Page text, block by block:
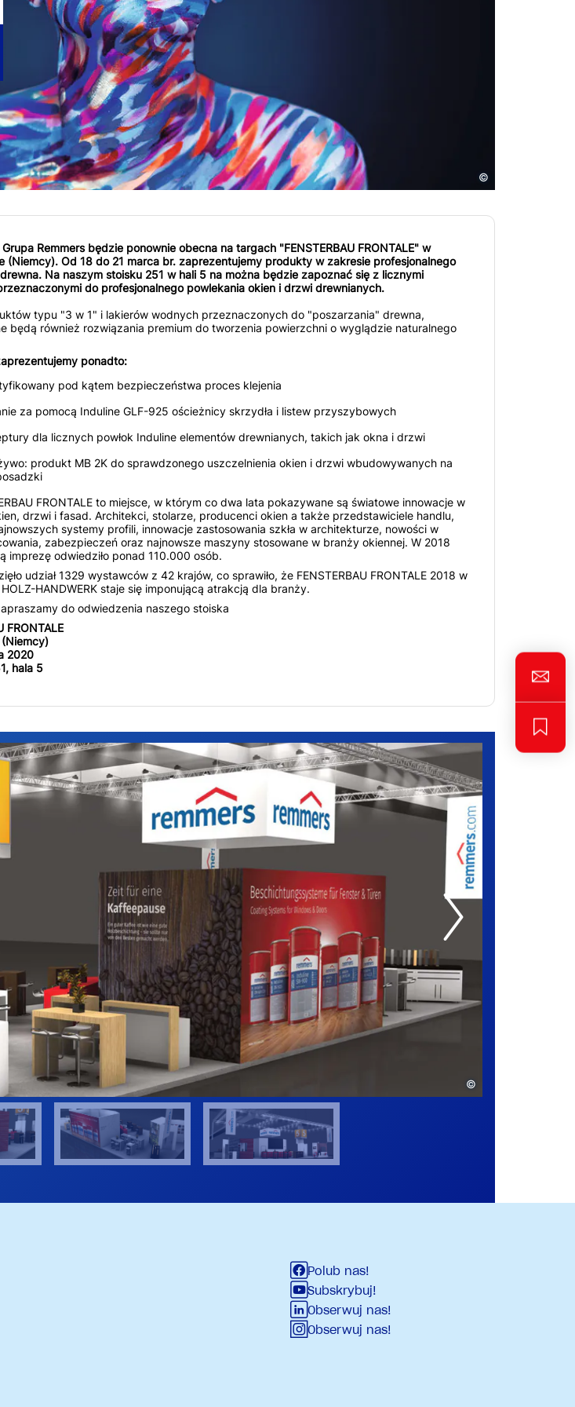
©
Remmers będzie ponownie obecna na targach "FENSTERBAU FRONTALE" w
(Niemcy). Od 18 do 21 marca br. zaprezentujemy produkty w zakresie profesjonalnego
Na naszym stoisku 251 w hali 5 na można będzie zapoznać się z licznymi
do profesjonalnego powlekania okien i drzwi drewnianych.
typu "3 w 1" i lakierów wodnych przeznaczonych do "poszarzania" drewna,
będą również rozwiązania premium do tworzenia powierzchni o wyglądzie naturalnego
ponadto:
pod kątem bezpieczeństwa proces klejenia
za pomocą Induline GLF-925 ościeżnicy skrzydła i listew przyszybowych
dla licznych powłok Induline elementów drewnianych, takich jak okna i drzwi
produkt MB 2K do sprawdzonego uszczelnienia okien i drzwi wbudowywanych na
FRONTALE to miejsce, w którym co dwa lata pokazywane są światowe innowacje w
drzwi i fasad. Architekci, stolarze, producenci okien a także przedstawiciele handlu,
systemy profili, innowacje zastosowania szkła w architekturze, nowości w
zabezpieczeń oraz najnowsze maszyny stosowane w branży okiennej. W 2018
imprezę odwiedziło ponad 110.000 osób.
udział 1329 wystawców z 42 krajów, co sprawiło, że FENSTERBAU FRONTALE 2018 w
HANDWERK staje się imponującą atrakcją dla branży.
do odwiedzenia naszego stoiska
FRONTALE
2020
hala 5
©
Polub nas!
Subskrybuj!
Obserwuj nas!
Obserwuj nas!